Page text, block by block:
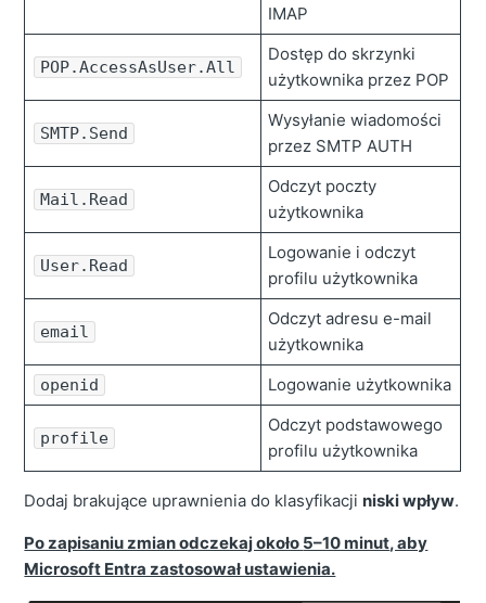
IMAP
POP.AccessAsUser.All
Dostęp do skrzynki
użytkownika przez POP
SMTP.Send
Wysyłanie wiadomości
przez SMTP AUTH
Mail.Read
Odczyt poczty
użytkownika
User.Read
Logowanie i odczyt
profilu użytkownika
email
Odczyt adresu e-mail
użytkownika
openid Logowanie użytkownika
profile
Odczyt podstawowego
profilu użytkownika
Dodaj brakujące uprawnienia do klasyfikacji niski wpływ.
Po zapisaniu zmian odczekaj około 5–10 minut, aby
Microsoft Entra zastosował ustawienia.